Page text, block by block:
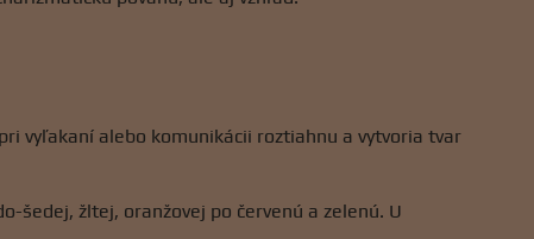
vyľakaní alebo komunikácii roztiahnu a vytvoria tvar
šedej, žltej, oranžovej po červenú a zelenú. U